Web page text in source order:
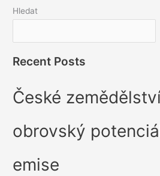
Hledat
Recent Posts
České
obrovský
emise